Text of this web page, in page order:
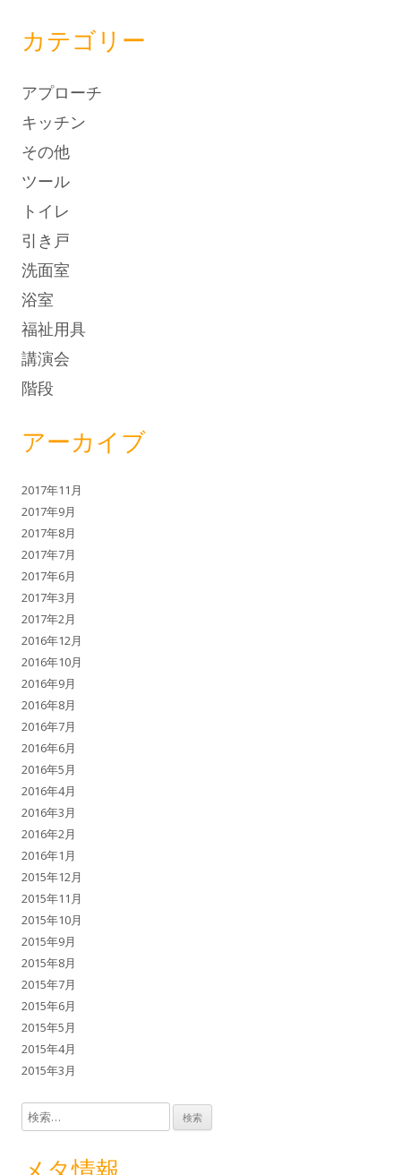
カテゴリー
アプローチ
キッチン
その他
ツール
トイレ
引き戸
洗面室
浴室
福祉用具
講演会
階段
アーカイブ
2017年11月
2017年9月
2017年8月
2017年7月
2017年6月
2017年3月
2017年2月
2016年12月
2016年10月
2016年9月
2016年8月
2016年7月
2016年6月
2016年5月
2016年4月
2016年3月
2016年2月
2016年1月
2015年12月
2015年11月
2015年10月
2015年9月
2015年8月
2015年7月
2015年6月
2015年5月
2015年4月
2015年3月
検索: